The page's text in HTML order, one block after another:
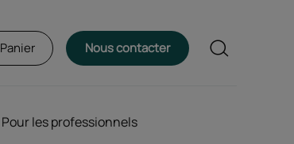
Panier Nous contacter Rechercher
Pour les professionnels